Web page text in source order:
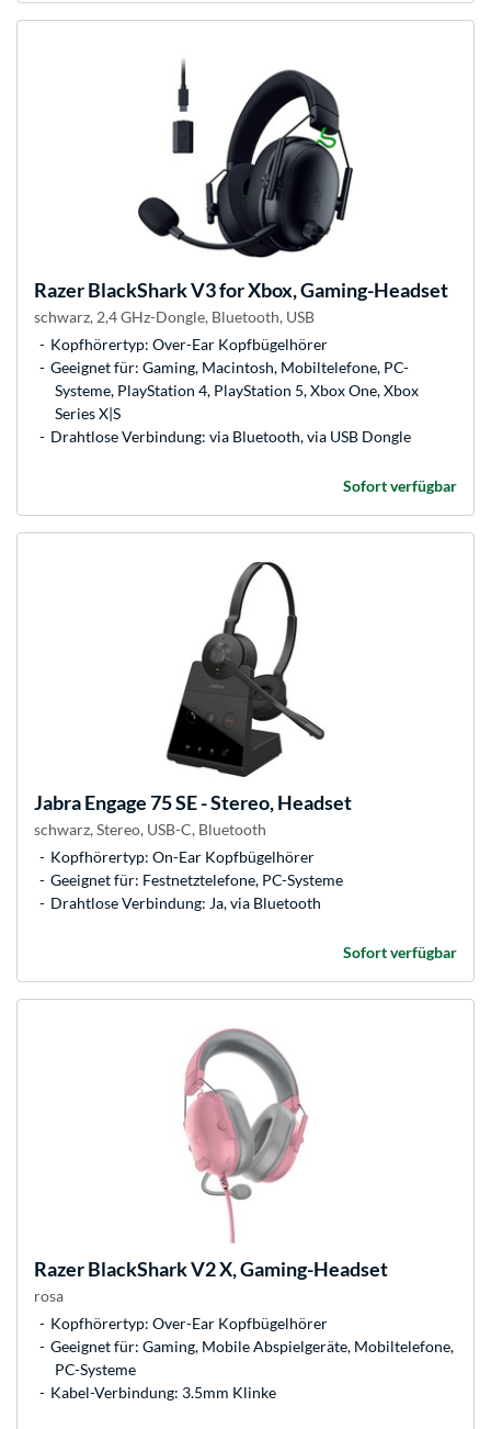
RazerBlackShark V3 for Xbox, Gaming-Headset
schwarz, 2,4 GHz-Dongle, Bluetooth, USB
Kopfhörertyp: Over-Ear Kopfbügelhörer
Geeignet für: Gaming, Macintosh, Mobiltelefone, PC-
Systeme, PlayStation 4, PlayStation 5, Xbox One, Xbox
Series X|S
Drahtlose Verbindung: via Bluetooth, via USB Dongle
Sofort verfügbar
JabraEngage 75 SE - Stereo, Headset
schwarz, Stereo, USB-C, Bluetooth
Kopfhörertyp: On-Ear Kopfbügelhörer
Geeignet für: Festnetztelefone, PC-Systeme
Drahtlose Verbindung: Ja, via Bluetooth
Sofort verfügbar
RazerBlackShark V2 X, Gaming-Headset
rosa
Kopfhörertyp: Over-Ear Kopfbügelhörer
Geeignet für: Gaming, Mobile Abspielgeräte, Mobiltelefone,
PC-Systeme
Kabel-Verbindung: 3.5mm Klinke